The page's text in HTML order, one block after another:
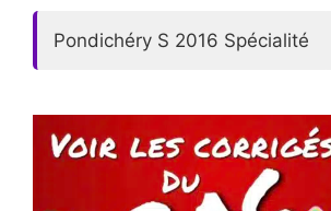
Pondichéry S 2016 Spécialité